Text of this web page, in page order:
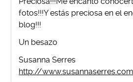
fotos!!!Y estás preciosa en el
blog!!!
Un besazo
Susanna Serres
http://www.susannaserres.com